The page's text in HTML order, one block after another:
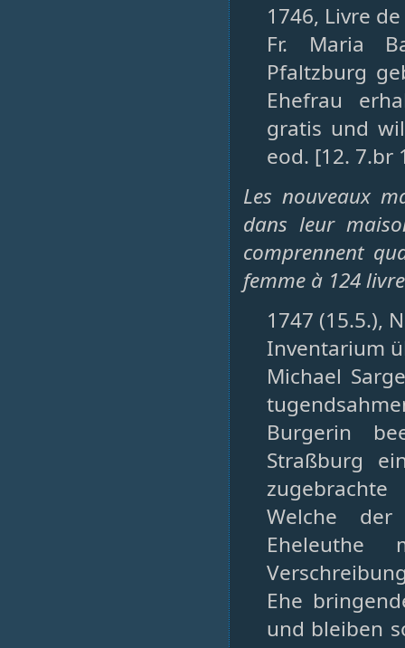
1746, Livre
Fr. Maria
Pfaltzburg
Ehefrau
gratis und
eod. [12. 7.br
Les nouveaux
dans leur
comprennent
femme à 124
1747 (15.5.),
Inventarium
Michael
Burgerin
Straßburg
Welche
Eheleuthe
Ehe
und bleiben